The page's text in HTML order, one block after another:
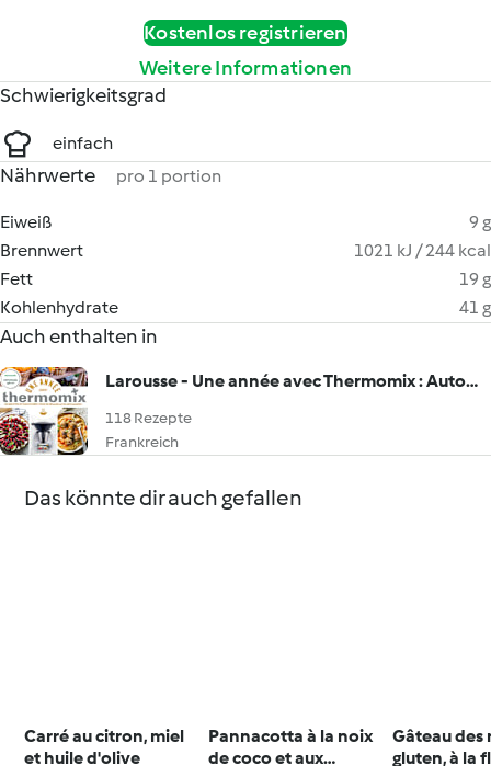
Kostenlos registrieren
Weitere Informationen
Schwierigkeitsgrad
einfach
Nährwerte pro 1 portion
Eiweiß
9 g
Brennwert
1021 kJ / 244 kcal
Fett
19 g
Kohlenhydrate
41 g
Auch enthalten in
Larousse - Une année avec Thermomix : Automne - Été - Printemps - Hiver
118 Rezepte
Frankreich
Das könnte dir auch gefallen
Carré au citron, miel
et huile d'olive
Pannacotta à la noix
de coco et aux
Gâteau des
gluten, à la